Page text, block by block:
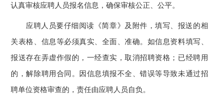
认真审核应聘人员报名信息，确保审核公正、公平。
应聘人员要仔细阅读《简章》及附件，填写、报送的相
关表格、信息等必须真实、全面、准确。如信息资料填写、
报送存在弄虚作假的，一经查实，取消招聘资格；已经聘用
的，解除聘用合同。因信息填报不全、错误等导致未通过招
聘单位资格审查的，责任由应聘人员自负。